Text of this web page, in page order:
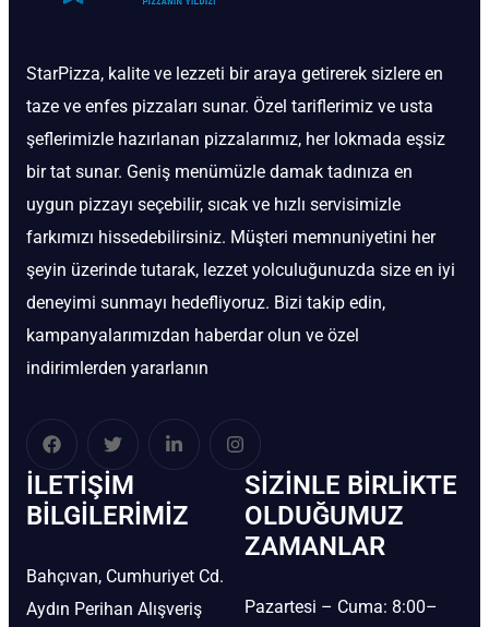
StarPizza, kalite ve lezzeti bir araya getirerek sizlere en
taze ve enfes pizzaları sunar. Özel tariflerimiz ve usta
şeflerimizle hazırlanan pizzalarımız, her lokmada eşsiz
bir tat sunar. Geniş menümüzle damak tadınıza en
uygun pizzayı seçebilir, sıcak ve hızlı servisimizle
farkımızı hissedebilirsiniz. Müşteri memnuniyetini her
şeyin üzerinde tutarak, lezzet yolculuğunuzda size en iyi
deneyimi sunmayı hedefliyoruz. Bizi takip edin,
kampanyalarımızdan haberdar olun ve özel
indirimlerden yararlanın
İLETIŞIM
BİLGILERIMIZ
Bahçıvan, Cumhuriyet Cd.
Aydın Perihan Alışveriş
SIZINLE BIRLIKTE
OLDUĞUMUZ
ZAMANLAR
Pazartesi – Cuma: 8:00–